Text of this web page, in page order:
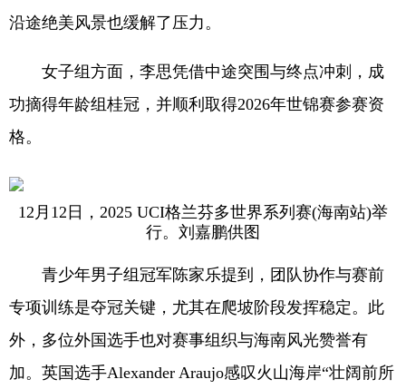
沿途绝美风景也缓解了压力。
女子组方面，李思凭借中途突围与终点冲刺，成
功摘得年龄组桂冠，并顺利取得2026年世锦赛参赛资
格。
12月12日，2025 UCI格兰芬多世界系列赛(海南站)举
行。刘嘉鹏供图
青少年男子组冠军陈家乐提到，团队协作与赛前
专项训练是夺冠关键，尤其在爬坡阶段发挥稳定。此
外，多位外国选手也对赛事组织与海南风光赞誉有
加。英国选手Alexander Araujo感叹火山海岸“壮阔前所